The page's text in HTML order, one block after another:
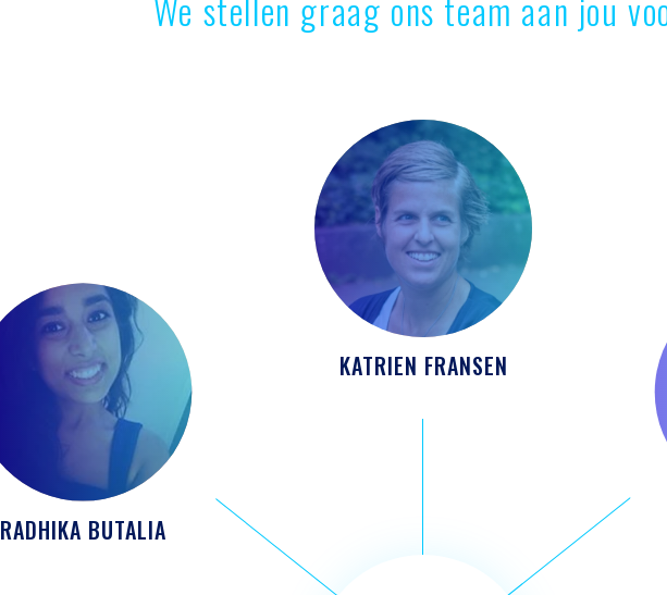
We stellen graag ons team aan jou
KATRIEN FRANSEN
RADHIKA BUTALIA